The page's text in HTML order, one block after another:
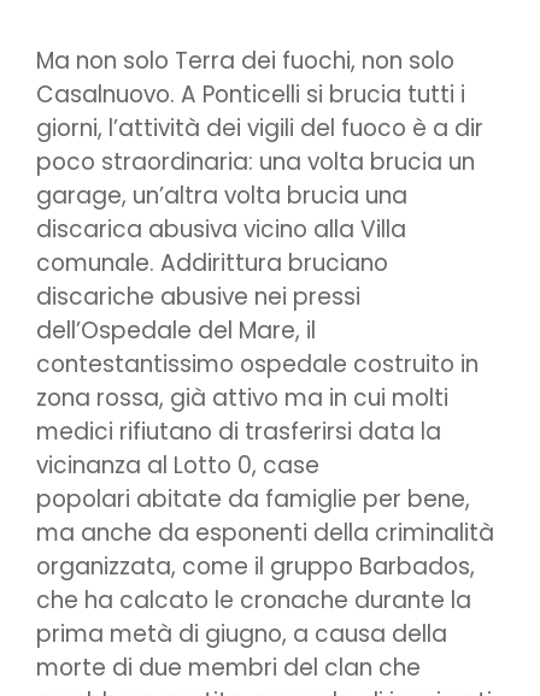
Ma non solo Terra dei fuochi, non solo
Casalnuovo. A Ponticelli si brucia tutti i
giorni, l’attività dei vigili del fuoco è a dir
poco straordinaria: una volta brucia un
garage, un’altra volta brucia una
discarica abusiva vicino alla Villa
comunale. Addirittura bruciano
discariche abusive nei pressi
dell’Ospedale del Mare, il
contestantissimo ospedale costruito in
zona rossa, già attivo ma in cui molti
medici rifiutano di trasferirsi data la
vicinanza al Lotto 0, case
popolari abitate da famiglie per bene,
ma anche da esponenti della criminalità
organizzata, come il gruppo Barbados,
che ha calcato le cronache durante la
prima metà di giugno, a causa della
morte di due membri del clan che